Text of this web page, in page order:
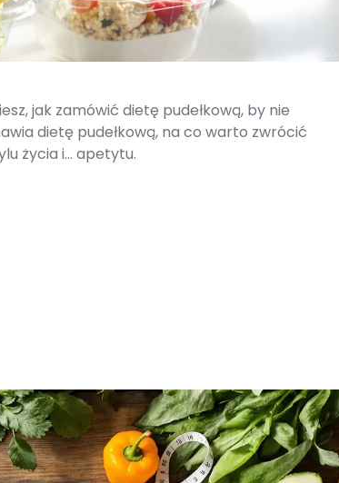
jak zamówić dietę pudełkową, by nie
dietę pudełkową, na co warto zwrócić
życia i... apetytu.